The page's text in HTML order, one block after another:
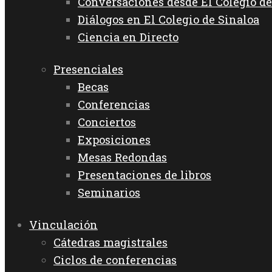
Diálogos en El Colegio de Sinaloa
Ciencia en Directo
Presenciales
Becas
Conferencias
Conciertos
Exposiciones
Mesas Redondas
Presentaciones de libros
Seminarios
Vinculación
Cátedras magistrales
Ciclos de conferencias